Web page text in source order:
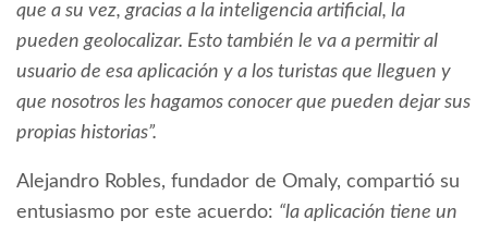
que a su vez, gracias a la inteligencia artificial, la
pueden geolocalizar. Esto también le va a permitir al
usuario de esa aplicación y a los turistas que lleguen y
que nosotros les hagamos conocer que pueden dejar sus
propias historias”.
Alejandro Robles, fundador de Omaly, compartió su
entusiasmo por este acuerdo: “la aplicación tiene un